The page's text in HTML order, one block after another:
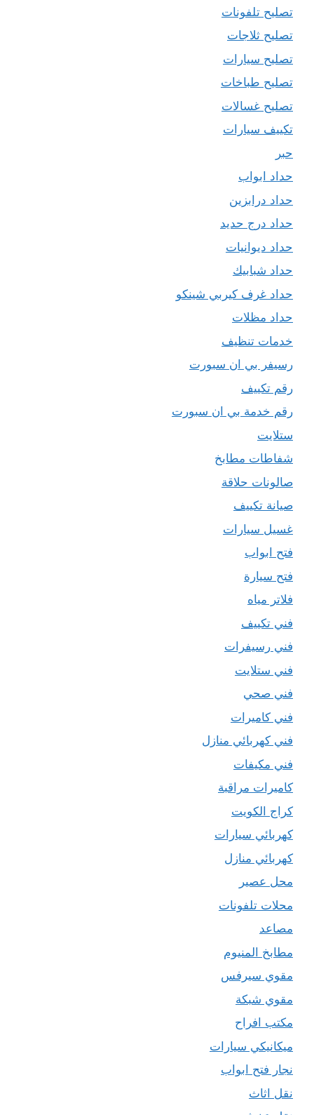
تصليح تلفونات
تصليح ثلاجات
تصليح سيارات
تصليح طباخات
تصليح غسالات
تكييف سيارات
حبر
حداد ابواب
حداد درابزين
حداد درج حديد
حداد ديوانيات
حداد شبابيك
حداد غرف كيربي شينكو
حداد مظلات
خدمات تنظيف
رسيفر بي ان سبورت
رقم تكييف
رقم خدمة بي ان سبورت
ستلايت
شفاطات مطابخ
صالونات حلاقة
صيانة تكييف
غسيل سيارات
فتح ابواب
فتح سيارة
فلاتر مياه
فني تكييف
فني رسيفرات
فني ستلايت
فني صحي
فني كاميرات
فني كهربائي منازل
فني مكيفات
كاميرات مراقبة
كراج الكويت
كهربائي سيارات
كهربائي منازل
محل عصير
محلات تلفونات
مصاعد
مطابخ المنيوم
مقوي سيرفس
مقوي شبكة
مكتب افراح
ميكانيكي سيارات
نجار فتح ابواب
نقل اثاث